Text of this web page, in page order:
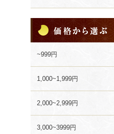
格
か
ら
選
ぶ
~999円
1,000~1,999円
2,000~2,999円
3,000~3999円